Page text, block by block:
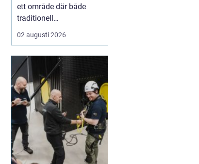
ett område där både
traditionell
verkstadsindustri och
moderna
möts. I takt med att
kraven på hållbara
lösningar och hög
produktionssäkerhet ö...
02 augusti 2026